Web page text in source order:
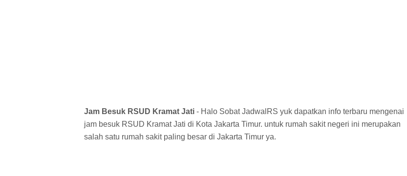
Jam Besuk RSUD Kramat Jati - Halo Sobat JadwalRS yuk dapatkan info terbaru mengenai
jam besuk RSUD Kramat Jati di Kota Jakarta Timur. untuk rumah sakit negeri ini merupakan
salah satu rumah sakit paling besar di Jakarta Timur ya.